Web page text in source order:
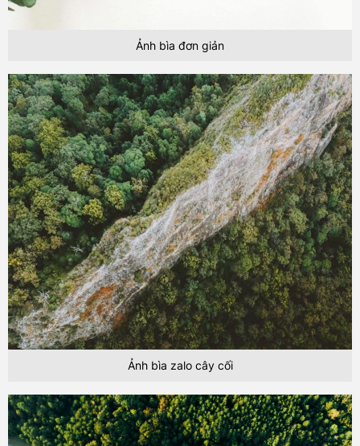
Ảnh bìa đơn giản
Ảnh bìa zalo cây cối